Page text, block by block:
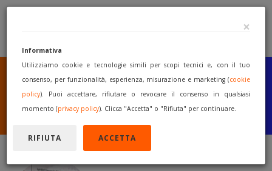
SEI UN COSTRUTTORE
O UN RIVENDITORE?
PUBBLICA GRATUITAMENTE
I TUOI MACCHINARI
INIZIA A VENDERE
×
Informativa
Utilizziamo cookie e tecnologie simili per scopi tecnici e, con il tuo
consenso, per funzionalità, esperienza, misurazione e marketing (cookie
policy). Puoi accettare, rifiutare o revocare il consenso in qualsiasi
momento (privacy policy). Clicca "Accetta" o "Rifiuta" per continuare.
RIFIUTA ACCETTA